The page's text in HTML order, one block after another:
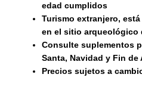
edad cumplidos
Turismo extranjero,
en el sitio arqueológico
Consulte suplementos
Santa, Navidad y Fin de
Precios sujetos a